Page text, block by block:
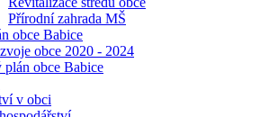
Přírodní zahrada MŠ
obce Babice
obce 2020 - 2024
plán obce Babice
v obci